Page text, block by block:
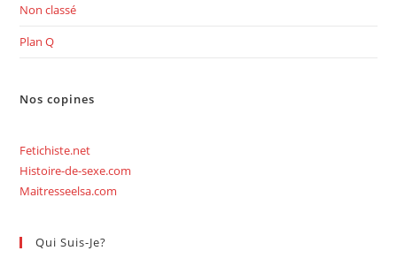
Non classé
Plan Q
Nos copines
Fetichiste.net
Histoire-de-sexe.com
Maitresseelsa.com
Qui Suis-Je?